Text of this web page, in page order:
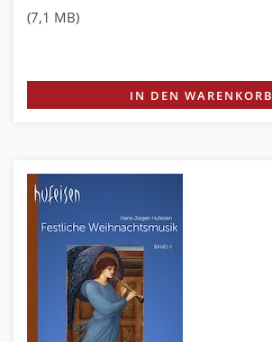
(7,1 MB)
IN DEN WARENKORB